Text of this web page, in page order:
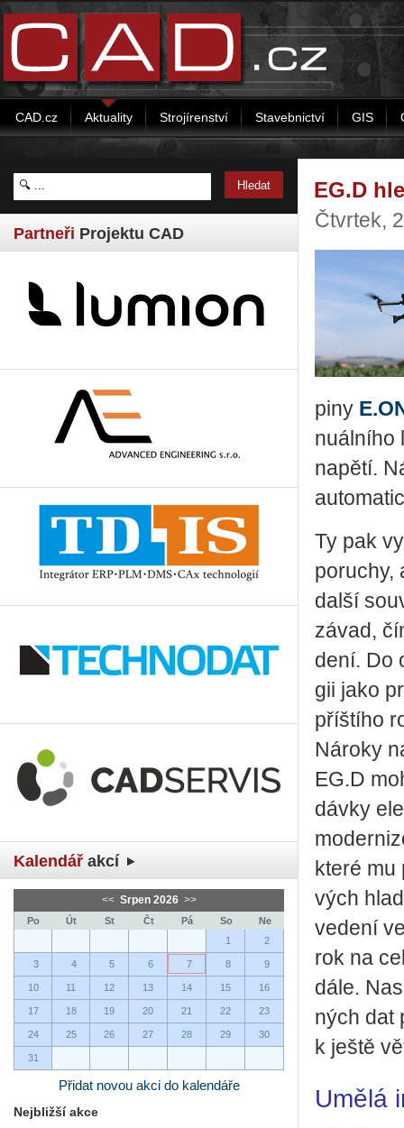
CAD.cz Aktuality Strojírenství Stavebnictví GIS
Partneři Projektu CAD
Kalendář akcí
<< Srpen 2026 >>
Po Út St Čt Pá So
Ne
1
2
3 4 5 6 7 8 9
10 11 12 13 14 15 16
17 18 19 20 21 22 23
24 25 26 27 28 29 30
31
Přidat novou akci do kalendáře
Nejbližší akce
EG.D
Čtvrtek,
pi­ny
nu­ál­ní­ho
na­pě­tí.
Ty pak
po­ru­chy,
další
závad,
de­ní. Do
gii jako
příští­ho
Ná­ro­ky
EG.D
dáv­ky
které
vých
ve­de­ní
rok na
dále.
ných dat
k ještě
Umělá